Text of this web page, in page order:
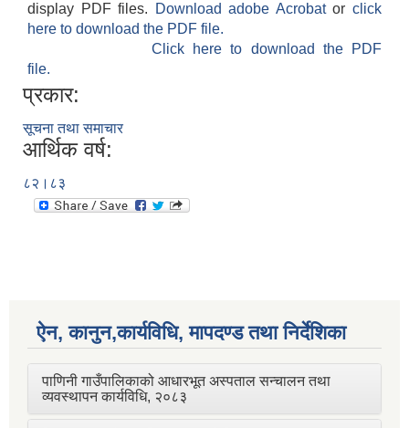
display PDF files.
Download adobe Acrobatorclick
here to download the PDF file.
Click here to download the PDF
file.
प्रकार:
सूचना तथा समाचार
आर्थिक वर्ष:
८२।८३
ऐन, कानुन,कार्यविधि, मापदण्ड तथा निर्देशिका
पाणिनी गाउँपालिकाको आधारभूत अस्पताल सन्चालन तथा
व्यवस्थापन कार्यविधि, २०८३